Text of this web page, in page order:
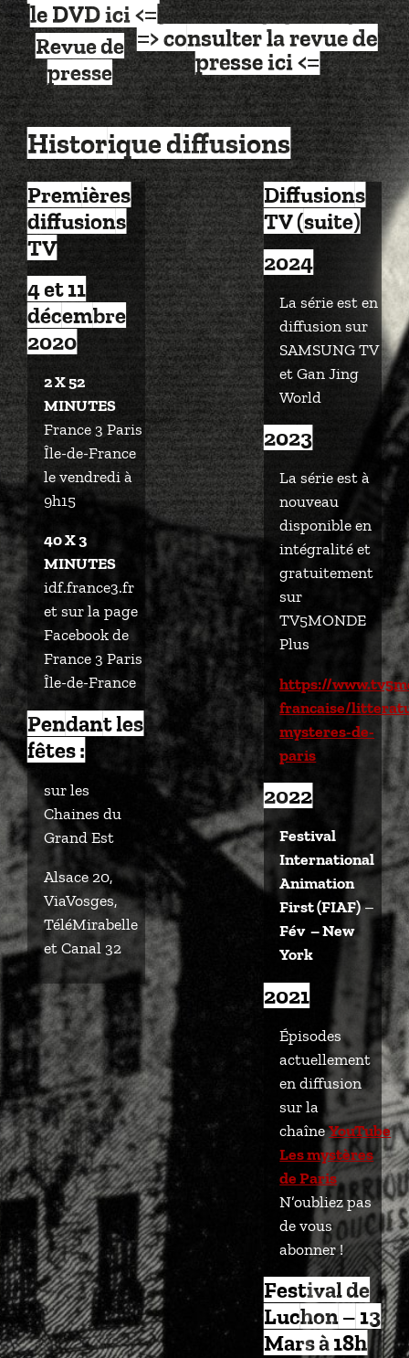
le DVD ici <=
Revue de
presse
=> consulter la revue de
presse ici <=
Historique diffusions
Premières
diffusions
TV
4 et 11
décembre
2020
2 X 52
MINUTES
France 3 Paris
Île-de-France
le vendredi à
9h15
40 X 3
MINUTES
idf.france3.fr
et sur la page
Facebook de
France 3 Paris
Île-de-France
Pendant les
fêtes :
sur les
Chaines du
Grand Est
Alsace 20,
ViaVosges,
TéléMirabelle
et Canal 32
Diffusions
TV (suite)
2024
La série est en
diffusion sur
SAMSUNG TV
et Gan Jing
World
2023
La série est à
nouveau
disponible en
intégralité et
gratuitement
sur
TV5MONDE
Plus
https://
francaise/
mysteres-de-
paris
2022
Festival
International
Animation
First (FIAF)–
Fév – New
York
2021
Épisodes
actuellement
en diffusion
sur la
chaîneYouTube
Les mystères
de Paris
N’oubliez pas
de vous
abonner !
Festival de
Luchon – 13
Mars à 18h